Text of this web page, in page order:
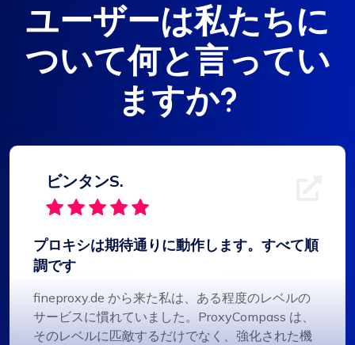
ユーザーは私たちに
ついて何と言ってい
ますか?
ビンタンS.
プロキシは期待通りに動作します。すべて順
調です
fineproxy.de から来た私は、ある程度のレベルの
サービスに慣れていました。ProxyCompass は、
そのレベルに匹敵するだけでなく、強化された機